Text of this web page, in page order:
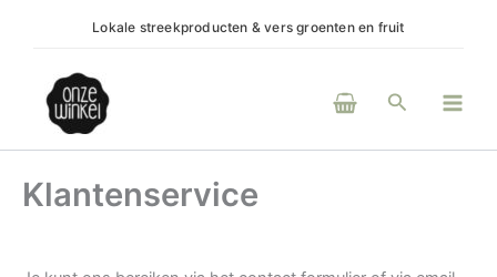
inhoud
Lokale streekproducten & vers groenten en fruit
Zoeken
Klantenservice